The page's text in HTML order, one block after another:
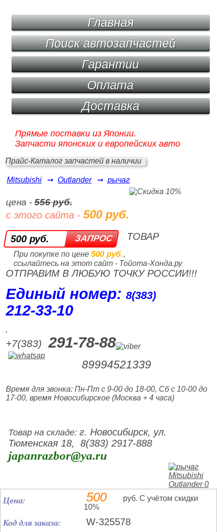
Главная
Поиск автозапчастей
Гарантии
Оплата
Доставка
Прямые поставки из Японии.
Запчасти японских и европейских авто
Прайс-Каталог запчастей в наличии
Mitsubishi ➞ Outlander ➞ рычаг
цена -556 руб.
с этого сайта -500 руб.
500 руб.
При покупке по цене 500 руб.,
ссылайтесь на этот сайт - Тойота-Хонда.ру
ТОВАР
ОТПРАВИМ В ЛЮБУЮ ТОЧКУ РОССИИ!!!
Единый номер:8(383)
212‑33‑10
,
+7(383) 291-78-88
89994521339
Время для звонка: Пн-Пт с 9-00 до 18-00, Сб с 10-00 до
17-00, время Новосибирское (Москва + 4 часа)
Товар на складе:г. Новосибирск, ул.
Тюменская 18, 8(383) 2917-888
japanrazbor@ya.ru
Цена: 500
руб. С учётом скидки
10%
Код для заказа: W-325578